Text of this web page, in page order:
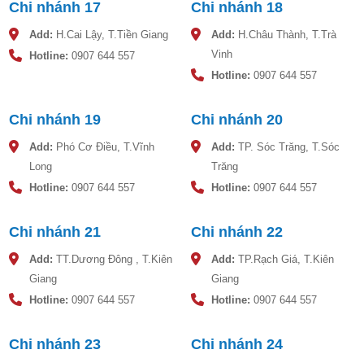
Chi nhánh 17
Add: H.Cai Lậy, T.Tiền Giang
Hotline: 0907 644 557
Chi nhánh 18
Add: H.Châu Thành, T.Trà
Vinh
Hotline: 0907 644 557
Chi nhánh 19
Add: Phó Cơ Điều, T.Vĩnh
Long
Hotline: 0907 644 557
Chi nhánh 20
Add: TP. Sóc Trăng, T.Sóc
Trăng
Hotline: 0907 644 557
Chi nhánh 21
Add: TT.Dương Đông , T.Kiên
Giang
Hotline: 0907 644 557
Chi nhánh 22
Add: TP.Rạch Giá, T.Kiên
Giang
Hotline: 0907 644 557
Chi nhánh 23 Chi nhánh 24